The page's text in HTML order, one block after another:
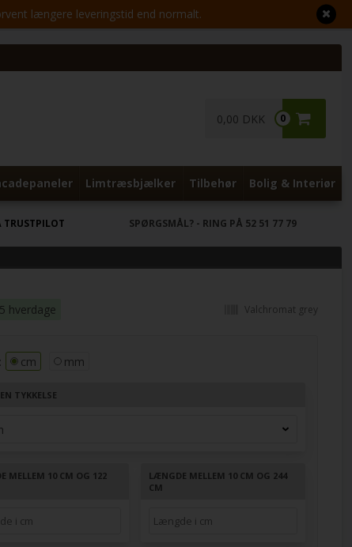
længere leveringstid end normalt.
0
0,00 DKK
Limtræsbjælker Tilbehør Bolig & Interiør
TRUSTPILOT SPØRGSMÅL? - RING PÅ 52 51 77 79
hverdage Valchromat grey
cm mm
TYKKELSE
MELLEM 10 CM OG 122
LÆNGDE MELLEM 10 CM OG 244
CM